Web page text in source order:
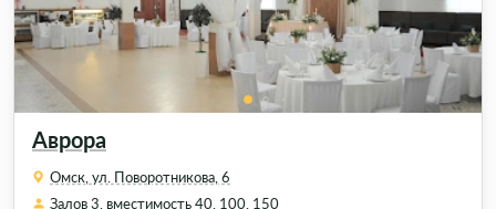
Аврора
Омск, ул. Поворотникова, 6
Залов 3, вместимость 40, 100, 150